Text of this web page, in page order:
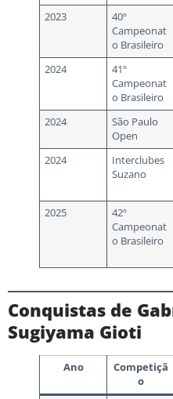
2023
40º
Campeonat
o Brasileiro
2024
41º
Campeonat
o Brasileiro
2024
São Paulo
Open
2024
Interclubes
Suzano
2025
42º
Campeonat
o Brasileiro
Conquistas de
Sugiyama Gioti
Ano
Competiçã
o